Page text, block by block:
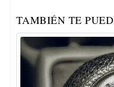
TAMBIÉN TE